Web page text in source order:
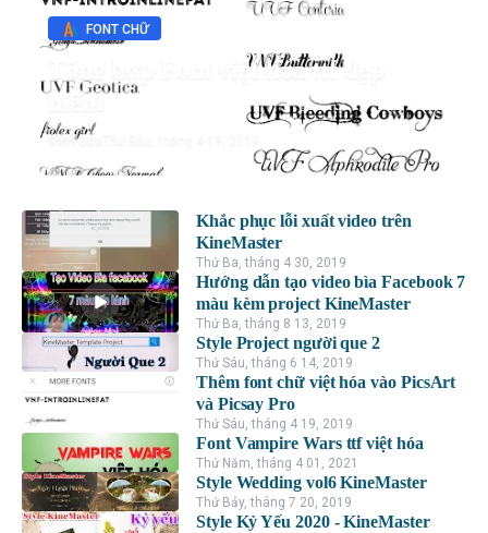
FONT CHỮ
Tổng hợp Font việt hóa ttf đẹp
hiếm
Đình Đức
Khắc phục lỗi xuất video trên
KineMaster
Thứ Ba, tháng 4 30, 2019
Hướng dẫn tạo video bìa Facebook 7
màu kèm project KineMaster
Thứ Ba, tháng 8 13, 2019
Style Project người que 2
Thứ Sáu, tháng 6 14, 2019
Thêm font chữ việt hóa vào PicsArt
và Picsay Pro
Thứ Sáu, tháng 4 19, 2019
Font Vampire Wars ttf việt hóa
Thứ Năm, tháng 4 01, 2021
Style Wedding vol6 KineMaster
Thứ Bảy, tháng 7 20, 2019
Style Kỷ Yếu 2020 - KineMaster